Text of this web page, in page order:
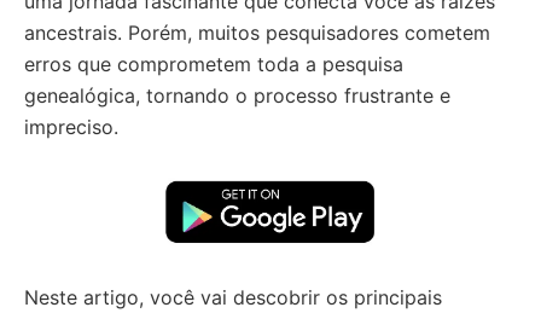
ancestrais. Porém, muitos pesquisadores cometem
erros que comprometem toda a pesquisa
genealógica, tornando o processo frustrante e
impreciso.
Neste artigo, você vai descobrir os principais